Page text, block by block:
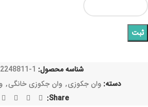
شناسه محصول: 1
دسته: وان جکوزی, وان جکوزی خانگی,
Share: